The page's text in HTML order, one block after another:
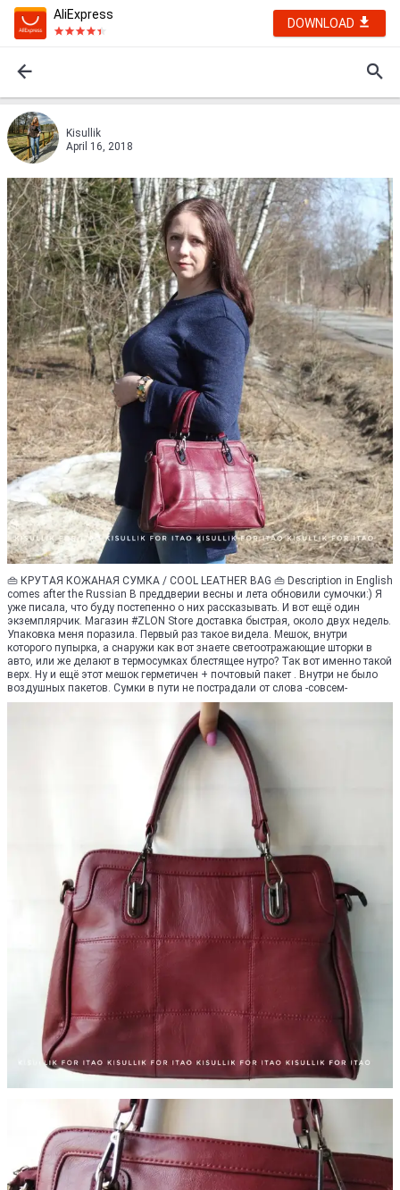
AliExpress
DOWNLOAD
Kisullik
April 16, 2018
👜 КРУТАЯ КОЖАНАЯ СУМКА / COOL LEATHER BAG 👜 Description in English
comes after the Russian В преддверии весны и лета обновили сумочки:) Я
уже писала, что буду постепенно о них рассказывать. И вот ещё один
экземплярчик. Магазин #ZLON Store доставкa быстрая, около двух недель.
Упаковка меня поразила. Первый раз такое видела. Мешок, внутри
которого пупырка, а снаружи как вот знаете светоотражающие шторки в
авто, или же делают в термосумках блестящее нутро? Так вот именно такой
верх. Ну и ещё этот мешок герметичен + почтовый пакет . Внутри не было
воздушных пакетов. Сумки в пути не пострадали от слова -совсем-